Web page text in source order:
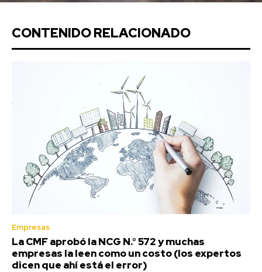
CONTENIDO RELACIONADO
Empresas
La CMF aprobó la NCG N.° 572 y muchas
empresas la leen como un costo (los expertos
dicen que ahí está el error)